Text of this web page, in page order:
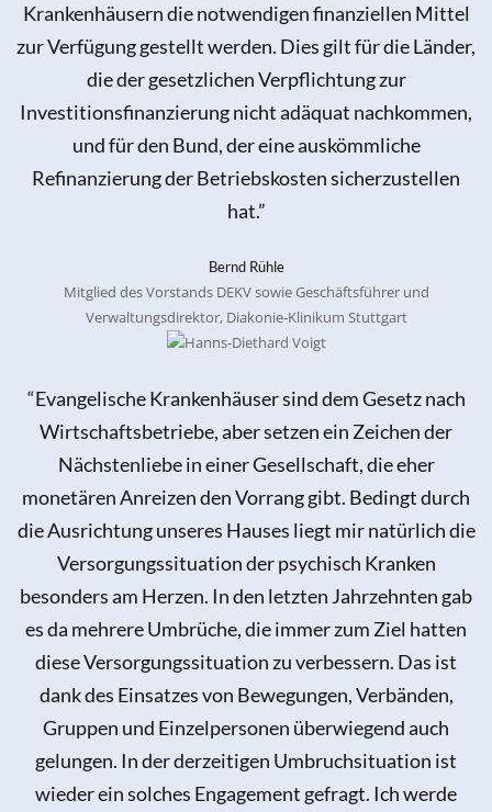
Krankenhäusern die notwendigen finanziellen Mittel
zur Verfügung gestellt werden. Dies gilt für die Länder,
die der gesetzlichen Verpflichtung zur
Investitionsfinanzierung nicht adäquat nachkommen,
und für den Bund, der eine auskömmliche
Refinanzierung der Betriebskosten sicherzustellen
hat.”
Bernd Rühle
Mitglied des Vorstands DEKV sowie Geschäftsführer und
Verwaltungsdirektor, Diakonie-Klinikum Stuttgart
“Evangelische Krankenhäuser sind dem Gesetz nach
Wirtschaftsbetriebe, aber setzen ein Zeichen der
Nächstenliebe in einer Gesellschaft, die eher
monetären Anreizen den Vorrang gibt. Bedingt durch
die Ausrichtung unseres Hauses liegt mir natürlich die
Versorgungssituation der psychisch Kranken
besonders am Herzen. In den letzten Jahrzehnten gab
es da mehrere Umbrüche, die immer zum Ziel hatten
diese Versorgungssituation zu verbessern. Das ist
dank des Einsatzes von Bewegungen, Verbänden,
Gruppen und Einzelpersonen überwiegend auch
gelungen. In der derzeitigen Umbruchsituation ist
wieder ein solches Engagement gefragt. Ich werde